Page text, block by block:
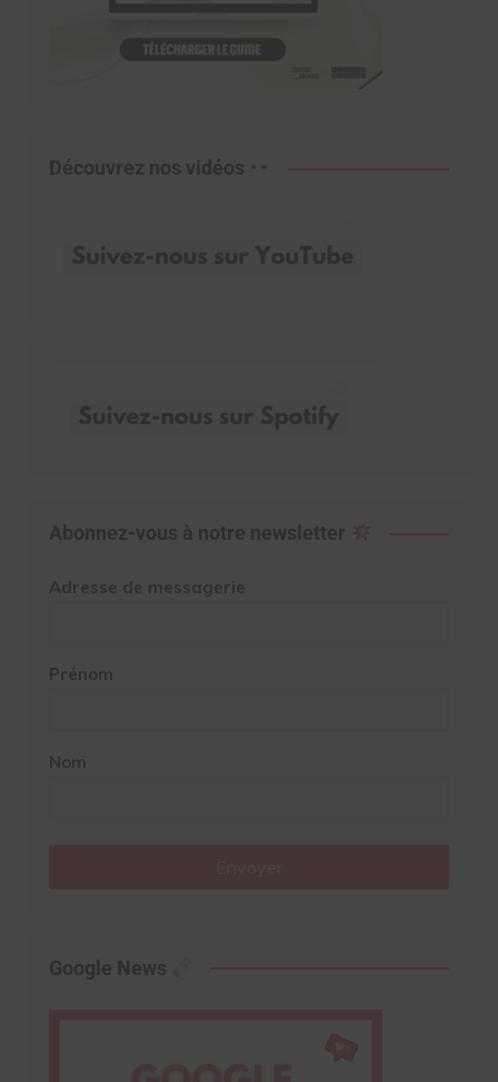
Découvrez nos vidéos
Abonnez-vous à notre newsletter
Adresse de messagerie
Prénom
Nom
Google News